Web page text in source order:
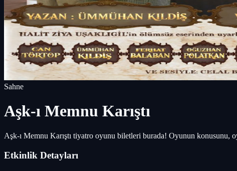
Sahne
Aşk-ı Memnu Karıştı
Aşk-ı Memnu Karıştı tiyatro oyunu biletleri burada! Oyunun konusunu,
Etkinlik Detayları